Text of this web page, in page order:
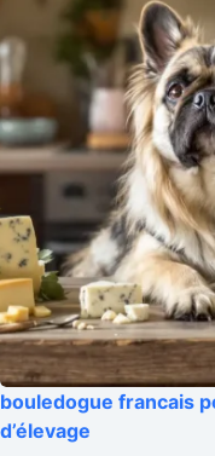
bouledogue francais
d’élevage